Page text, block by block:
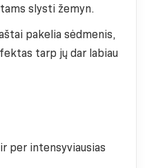
slysti žemyn.
pakelia sėdmenis,
tarp jų dar labiau
per intensyviausias